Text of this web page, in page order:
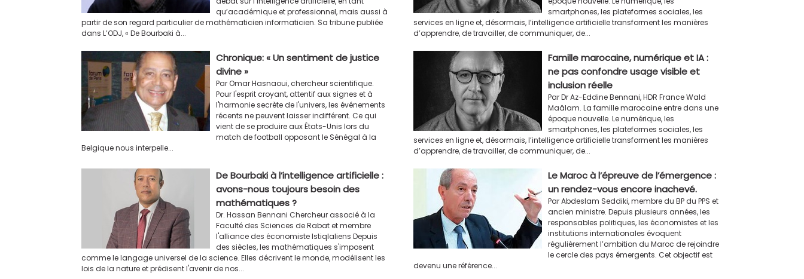
qu’académique et professionnel, mais aussi à
partir de son regard particulier de mathématicien informaticien. Sa tribune publiée
dans L’ODJ, « De Bourbaki à...
smartphones, les plateformes sociales, les
services en ligne et, désormais, l’intelligence artificielle transforment les manières
d’apprendre, de travailler, de communiquer, de...
Chronique: « Un sentiment de justice
divine »
Par Omar Hasnaoui, chercheur scientifique.
Pour l'esprit croyant, attentif aux signes et à
l'harmonie secrète de l'univers, les événements
récents ne peuvent laisser indifférent. Ce qui
vient de se produire aux États-Unis lors du
match de football opposant le Sénégal à la
Belgique nous interpelle...
Famille marocaine, numérique et IA :
ne pas confondre usage visible et
inclusion réelle
Par Dr Az-Eddine Bennani, HDR France Wald
Maâlam. La famille marocaine entre dans une
époque nouvelle. Le numérique, les
smartphones, les plateformes sociales, les
services en ligne et, désormais, l’intelligence artificielle transforment les manières
d’apprendre, de travailler, de communiquer, de...
De Bourbaki à l’intelligence artificielle :
avons-nous toujours besoin des
mathématiques ?
Dr. Hassan Bennani Chercheur associé à la
Faculté des Sciences de Rabat et membre
l'alliance des économiste Istiqlaliens Depuis
des siècles, les mathématiques s'imposent
comme le langage universel de la science. Elles décrivent le monde, modélisent les
lois de la nature et prédisent l'avenir de nos...
Le Maroc à l’épreuve de l’émergence :
un rendez-vous encore inachevé.
Par Abdeslam Seddiki, membre du BP du PPS et
ancien ministre. Depuis plusieurs années, les
responsables politiques, les économistes et les
institutions internationales évoquent
régulièrement l’ambition du Maroc de rejoindre
le cercle des pays émergents. Cet objectif est
devenu une référence...